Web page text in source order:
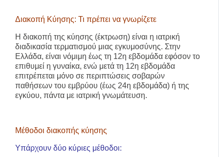
Διακοπή Κύησης: Τι πρέπει να γνωρίζετε
Η διακοπή της κύησης (έκτρωση) είναι η ιατρική
διαδικασία τερματισμού μιας εγκυμοσύνης. Στην
Ελλάδα, είναι νόμιμη έως τη 12η εβδομάδα εφόσον το
επιθυμεί η γυναίκα, ενώ μετά τη 12η εβδομάδα
επιτρέπεται μόνο σε περιπτώσεις σοβαρών
παθήσεων του εμβρύου (έως 24η εβδομάδα) ή της
εγκύου, πάντα με ιατρική γνωμάτευση.
Μέθοδοι διακοπής κύησης
Υπάρχουν δύο κύριες μέθοδοι: